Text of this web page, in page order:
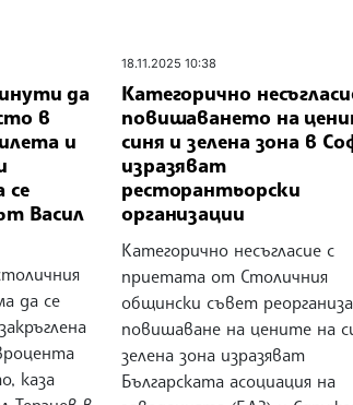
да
в
и
се
Васил
да се
каза
18.11.2025 10:38
Категорично
повишаването на
синя и зелена зона в
изразяват
ресторантьорски
организации
Категорично несъгласие с
приетата от Столичния
общински съвет
повишаване на цените на
зелена зона изразяват
Българската асоциация на